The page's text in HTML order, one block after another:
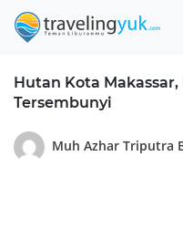
Hutan Kota
Tersembunyi
Muh Azhar Triputra